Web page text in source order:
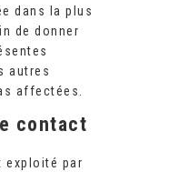
dans la plus
de donner
autres
affectées.
contact
exploité par